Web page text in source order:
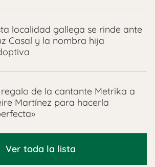
localidad gallega se rinde ante
Casal y la nombra hija
regalo de la cantante Metrika a
Martínez para hacerla
Ver toda la lista